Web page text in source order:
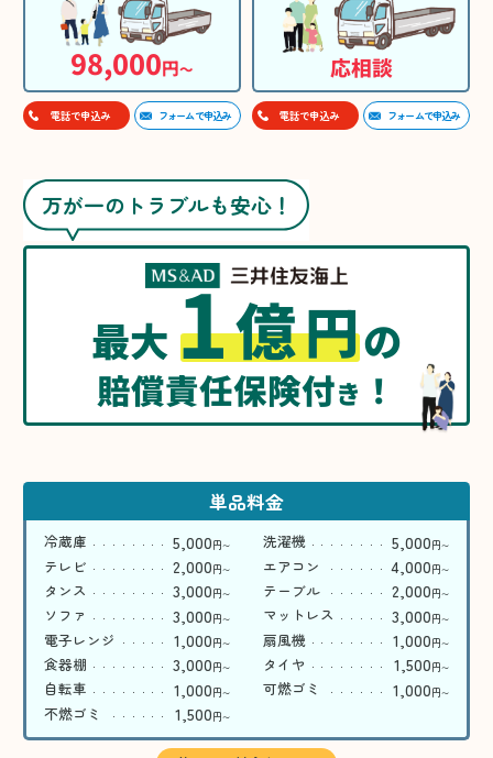
98,000円〜
電話で申込み フォームで申込み
応相談
電話で申込み フォームで申込み
万が一のトラブルも安心！
最大1億円の
賠償責任保険付き ！
単品料金
冷蔵庫 5,000円〜 洗濯機 5,000円〜
テレビ 2,000円〜 エアコン 4,000円〜
タンス 3,000円〜 テーブル 2,000円〜
ソファ 3,000円〜 マットレス 3,000円〜
電子レンジ 1,000円〜 扇風機 1,000円〜
食器棚 3,000円〜 タイヤ 1,500円〜
自転車 1,000円〜 可燃ゴミ 1,000円〜
不燃ゴミ 1,500円〜